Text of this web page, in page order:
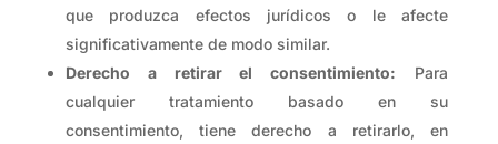
que produzca efectos jurídicos o le afecte
significativamente de modo similar.
Derecho a retirar el consentimiento: Para
cualquier tratamiento basado en su
consentimiento, tiene derecho a retirarlo, en